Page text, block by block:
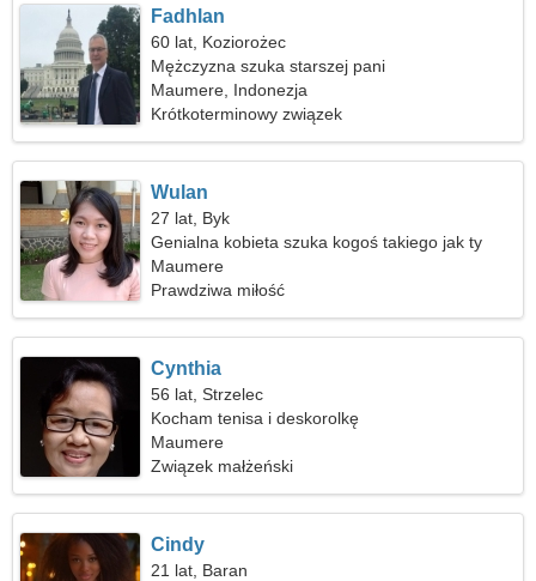
Fadhlan
60 lat, Koziorożec
Mężczyzna szuka starszej pani
Maumere, Indonezja
Krótkoterminowy związek
Wulan
27 lat, Byk
Genialna kobieta szuka kogoś takiego jak ty
Maumere
Prawdziwa miłość
Cynthia
56 lat, Strzelec
Kocham tenisa i deskorolkę
Maumere
Związek małżeński
Cindy
21 lat, Baran